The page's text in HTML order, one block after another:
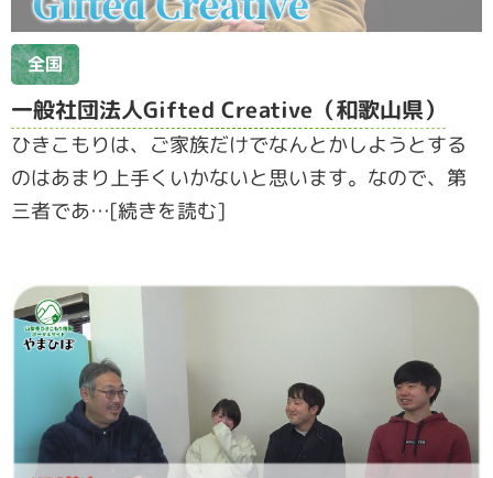
全国
一般社団法人Gifted Creative（和歌山県）
ひきこもりは、ご家族だけでなんとかしようとする
のはあまり上手くいかないと思います。なので、第
三者であ…[続きを読む]